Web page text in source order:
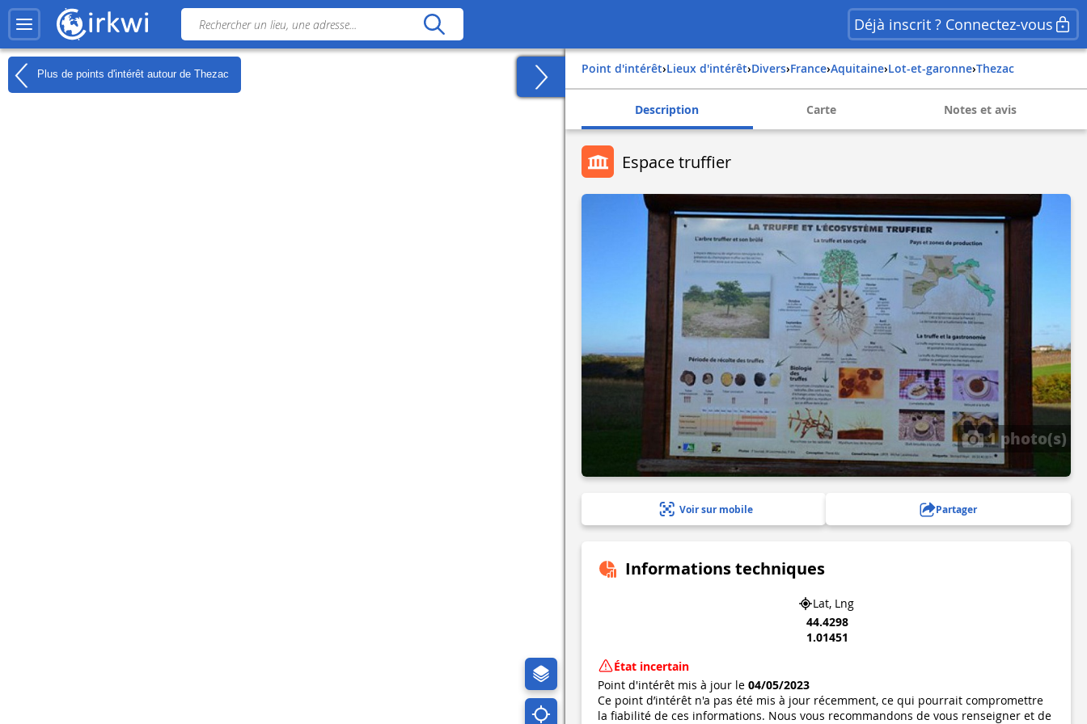
Déjà inscrit ? Connectez-vous
Plus de points d'intérêt autour de Thezac Point d'intérêt› Lieux d'intérêt› Divers› france› aquitaine› lot-et-garonne› thezac
Description Carte Notes et avis
Espace truffier
1 photo(s)
Voir sur mobile Partager
Informations techniques
Lat, Lng
44.4298
1.01451
État incertain
Point d'intérêt mis à jour le 04/05/2023
Ce point d’intérêt n'a pas été mis à jour récemment, ce qui pourrait compromettre
la fiabilité de ces informations. Nous vous recommandons de vous renseigner et de